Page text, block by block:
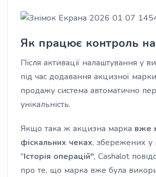
Як працює контроль на
Після активації налаштування у
під час додавання акцизної
продажу система автоматично
унікальність.
Якщо така ж акцизна марка вже
фіскальних чеках, збережених у
"Історія операцій", Cashalot
про те, що марка вже була